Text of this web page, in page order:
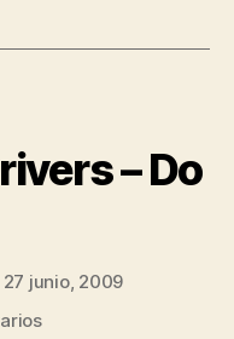
– Do
27 junio, 2009
en